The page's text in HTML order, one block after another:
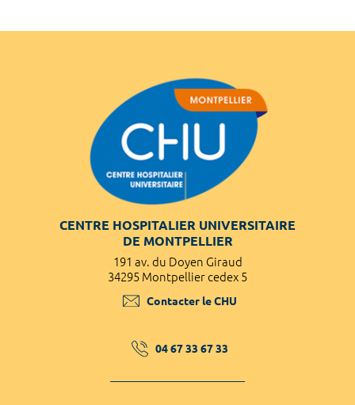
CENTRE HOSPITALIER UNIVERSITAIRE
DE MONTPELLIER
191 av. du Doyen Giraud
34295 Montpellier cedex 5
Contacter le CHU
04 67 33 67 33